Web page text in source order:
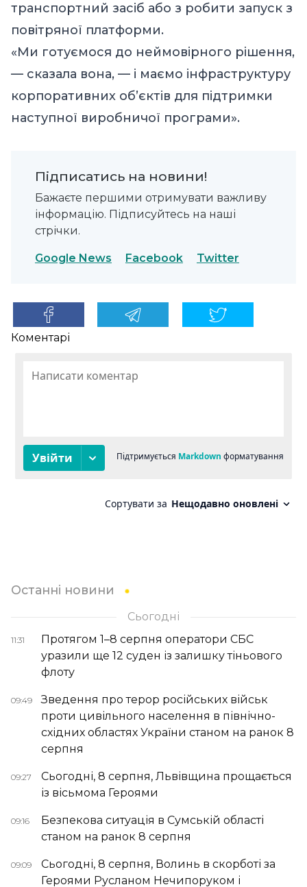
транспортний засіб або з робити запуск з
повітряної платформи.
«Ми готуємося до неймовірного рішення,
— сказала вона, — і маємо інфраструктуру
корпоративних об’єктів для підтримки
наступної виробничої програми».
Підписатись на новини!
Бажаєте першими отримувати важливу
інформацію. Підписуйтесь на наші
стрічки.
Google News Facebook Twitter
Коментарі
Останні новини
Сьогодні
11:31
Протягом 1–8 серпня оператори СБС
уразили ще 12 суден із залишку тіньового
флоту
09:49
Зведення про терор російських військ
проти цивільного населення в північно-
східних областях України станом на ранок 8
серпня
09:27
Сьогодні, 8 серпня, Львівщина прощається
із вісьмома Героями
09:16
Безпекова ситуація в Сумській області
станом на ранок 8 серпня
09:09
Сьогодні, 8 серпня, Волинь в скорботі за
Героями Русланом Нечипоруком і